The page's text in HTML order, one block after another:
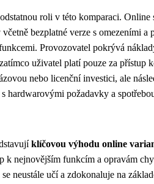
roli v této komparaci. Online
bezplatné verze s omezeními a
Provozovatel pokrývá
uživatel platí pouze za přístup
nebo licenční investici, ale
hardwarovými požadavky a
klíčovou výhodu online
k nejnovějším funkcím a opravám
neustále učí a zdokonaluje na